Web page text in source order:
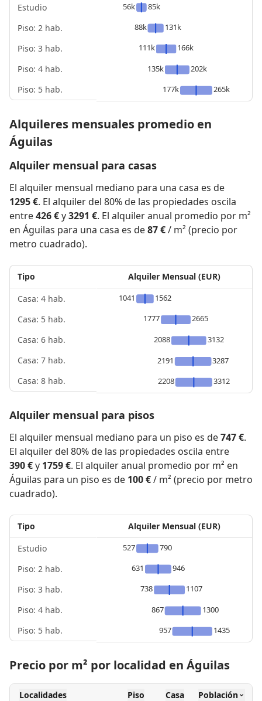
Estudio
Piso: 2 hab.
Piso: 3 hab.
Piso: 4 hab.
Piso: 5 hab.
56k
85k
88k
131k
111k
166k
135k
202k
177k
265k
Alquileres mensuales promedio en
Águilas
Alquiler mensual para casas
El alquiler mensual mediano para una casa es de
1295 €. El alquiler del 80% de las propiedades oscila
entre426 €y3291 €. El alquiler anual promedio por m²
en Águilas para una casa es de87 €/ m² (precio por
metro cuadrado).
Tipo
Casa: 4 hab.
Casa: 5 hab.
Casa: 6 hab.
Casa: 7 hab.
Casa: 8 hab.
Alquiler Mensual (EUR)
1041
1562
1777
2665
2088
3132
2191
3287
2208
3312
Alquiler mensual para pisos
El alquiler mensual mediano para un piso es de747 €.
El alquiler del 80% de las propiedades oscila entre
390 €y 1759 €. El alquiler anual promedio por m² en
Águilas para un piso es de 100 €/ m² (precio por metro
cuadrado).
Tipo
Estudio
Piso: 2 hab.
Piso: 3 hab.
Piso: 4 hab.
Piso: 5 hab.
Alquiler Mensual (EUR)
527
790
631
946
738
1107
867
1300
957
1435
Precio por m² por localidad en Águilas
Localidades Piso Casa
Población